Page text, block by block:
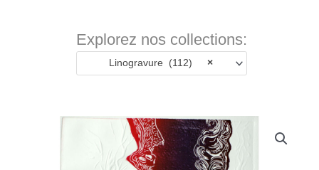
Explorez nos collections:
×
Linogravure (112)